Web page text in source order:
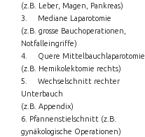
(z.B. Leber, Magen, Pankreas)
3. Mediane Laparotomie
(z.B. grosse Bauchoperationen,
Notfalleingriffe)
4. Quere Mittelbauchlaparotomie
(z.B. Hemikolektomie rechts)
5. Wechselschnitt rechter
Unterbauch
(z.B. Appendix)
6. Pfannenstielschnitt (z.B.
gynäkologische Operationen)